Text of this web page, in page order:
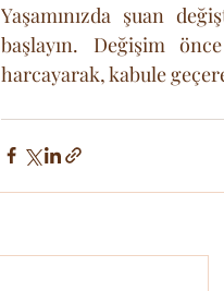
Yaşamınızda şuan
başlayın. Değişim
harcayarak, kabule